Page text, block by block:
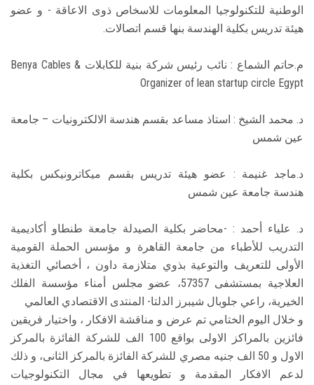
الوطنية للتكنولوجيا المعلومات للاسخاص ذوى الاعاقة - و عضو
هيئة تدريس بكلية الهندسة بنها قسم اتصالات.
م.حاتم الشماع : نائب رئيس شركة بنية للكابلات Benya Cables &
Organizer of lean startup circle Egypt
د. محمد الشيخ : استاذ مساعد بقسم هندسة الالكترونيات – جامعة
عين شمس
د.ماجد غنيمة : عضو هيئة تدريس بقسم ميكاترونيكس بكلية
هندسة جامعة عين شمس
د. علياء أحمد : -محاضر بكلية الصيدلة جامعة طنطاو أكاديمية
التدريب للأطباء من جامعة القاهرة و مؤسس الحملة القومية
الأولى للتعريف والتوعية بذوي متلازمة داون ، أخصائي التغذية
العلاجية بمستشفى 57357، عضو مجلس أمناء مؤسسة الفلك
الخيرية، راعي جلوبال شيبرز الدلتا- المنتدى الاقتصادي العالمي
و خلال اليوم الختامي تم عرض و مناقشة الافكار ، واختيار فريقين
فائزين بالمراكز الاولى بواقع 100 الف للشركة الفائزة بالمركز
الاول و 50 الف جنيه مصري للشركة الفائزة بالمركز الثانى، و ذلك
لدعم الافكار المقدمة و تطويعها في مجال التكنولوجيات